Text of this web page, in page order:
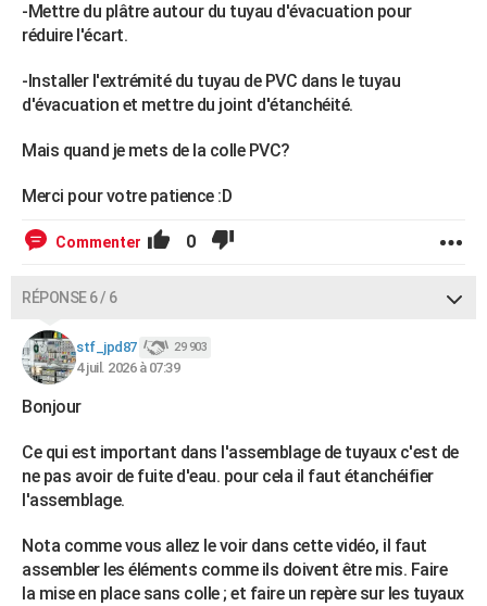
-Mettre du plâtre autour du tuyau d'évacuation pour
réduire l'écart.
-Installer l'extrémité du tuyau de PVC dans le tuyau
d'évacuation et mettre du joint d'étanchéité.
Mais quand je mets de la colle PVC?
Merci pour votre patience :D
Commenter 0
RÉPONSE 6 / 6
stf_jpd87 29 903
4 juil. 2026 à 07:39
Bonjour
Ce qui est important dans l'assemblage de tuyaux c'est de
ne pas avoir de fuite d'eau. pour cela il faut étanchéifier
l'assemblage.
Nota comme vous allez le voir dans cette vidéo, il faut
assembler les éléments comme ils doivent être mis. Faire
la mise en place sans colle ; et faire un repère sur les tuyaux